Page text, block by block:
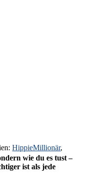
HippieMillionär,
wie du es tust –
ist als jede